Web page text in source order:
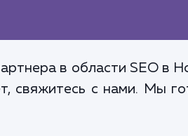
в области SEO в
свяжитесь с нами. Мы